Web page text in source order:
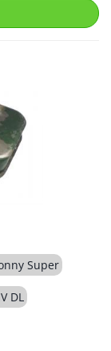
Super
DL